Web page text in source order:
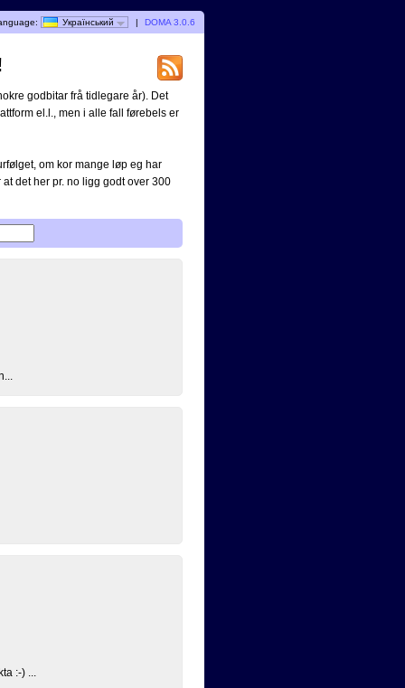
Український | DOMA 3.0.6
godbitar frå tidlegare år). Det
el.l., men i alle fall førebels er
om kor mange løp eg har
det her pr. no ligg godt over 300
:-) ...